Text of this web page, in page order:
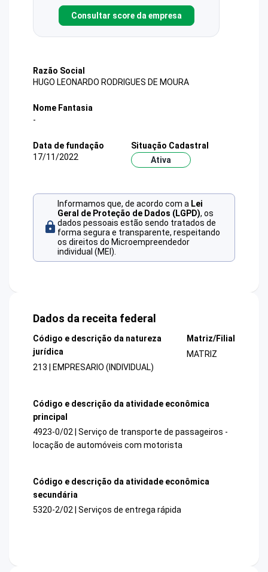
Consultar score da empresa
Razão Social
HUGO LEONARDO RODRIGUES DE MOURA
Nome Fantasia
-
Data de fundação
17/11/2022
Situação Cadastral
Ativa
Informamos que, de acordo com a Lei
Geral de Proteção de Dados (LGPD), os
dados pessoais estão sendo tratados de
forma segura e transparente, respeitando
os direitos do Microempreendedor
individual (MEI).
Dados da receita federal
Código e descrição da natureza
jurídica
213 | EMPRESARIO (INDIVIDUAL)
Matriz/Filial
MATRIZ
Código e descrição da atividade econômica
principal
4923-0/02 | Serviço de transporte de passageiros -
locação de automóveis com motorista
Código e descrição da atividade econômica
secundária
5320-2/02 | Serviços de entrega rápida